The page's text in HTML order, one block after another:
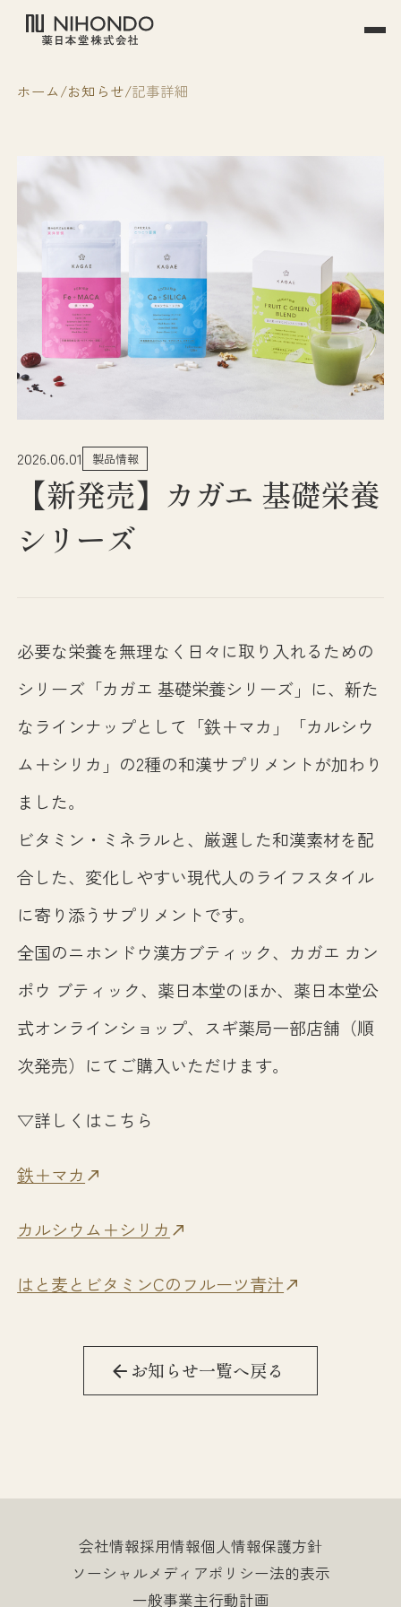
ホーム お知らせ 記事詳細
2026.06.01 製品情報
【新発売】カガエ 基礎栄養
シリーズ
必要な栄養を無理なく日々に取り入れるための
シリーズ「カガエ 基礎栄養シリーズ」に、新た
なラインナップとして「鉄＋マカ」「カルシウ
ム＋シリカ」の2種の和漢サプリメントが加わり
ました。
ビタミン・ミネラルと、厳選した和漢素材を配
合した、変化しやすい現代人のライフスタイル
に寄り添うサプリメントです。
全国のニホンドウ漢方ブティック、カガエ カン
ポウ ブティック、薬日本堂のほか、薬日本堂公
式オンラインショップ、スギ薬局一部店舗（順
次発売）にてご購入いただけます。
▽詳しくはこちら
鉄＋マカ
カルシウム＋シリカ
はと麦とビタミンCのフルーツ青汁
お知らせ一覧へ戻る
会社情報採用情報個人情報保護方針
ソーシャルメディアポリシー法的表示
一般事業主行動計画